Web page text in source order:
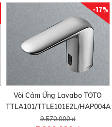
-17%
Vòi Cảm Ứng Lavabo TOTO
TTLA101/TTLE101E2L/HAP004A
9.570.000 đ